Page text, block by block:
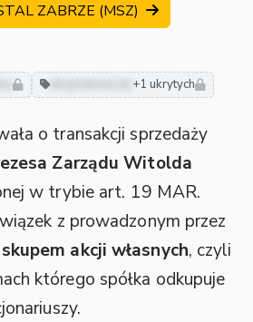
ZABRZE (MSZ)
akcjonariusze +1 ukrytych
o transakcji sprzedaży
Zarządu Witolda
w trybie art. 19 MAR.
z prowadzonym przez
skupem akcji własnych, czyli
którego spółka odkupuje